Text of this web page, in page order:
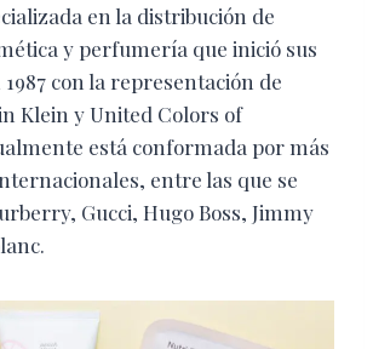
en la distribución de
y perfumería que inició sus
con la representación de
Klein y United Colors of
está conformada por más
entre las que se
Gucci, Hugo Boss, Jimmy